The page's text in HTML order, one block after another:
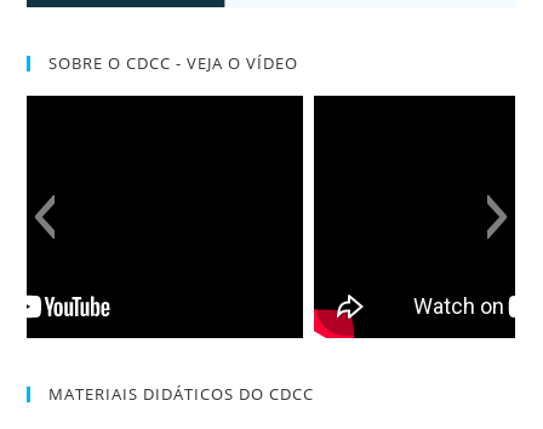
SOBRE O CDCC - VEJA O VÍDEO
MATERIAIS DIDÁTICOS DO CDCC